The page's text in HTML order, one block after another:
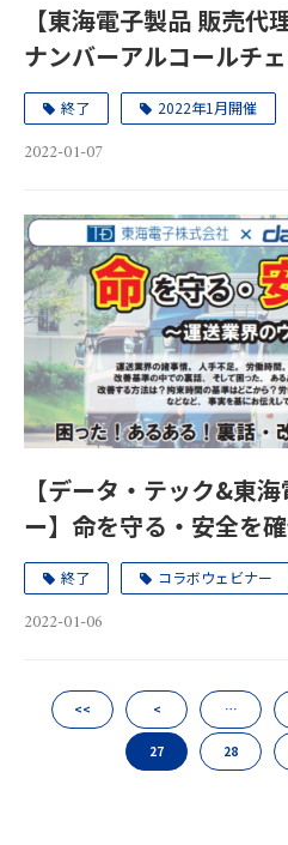
【東海電子製品 販売代
ナンバーアルコールチ
ナー終了 2022年1月開催
2022-01-07
【データ・テック&東
ー】命を守る・安全を
事情～ 1月28日（金）
終了 コラボウェビナー
2022-01-06
<< < …
27 28